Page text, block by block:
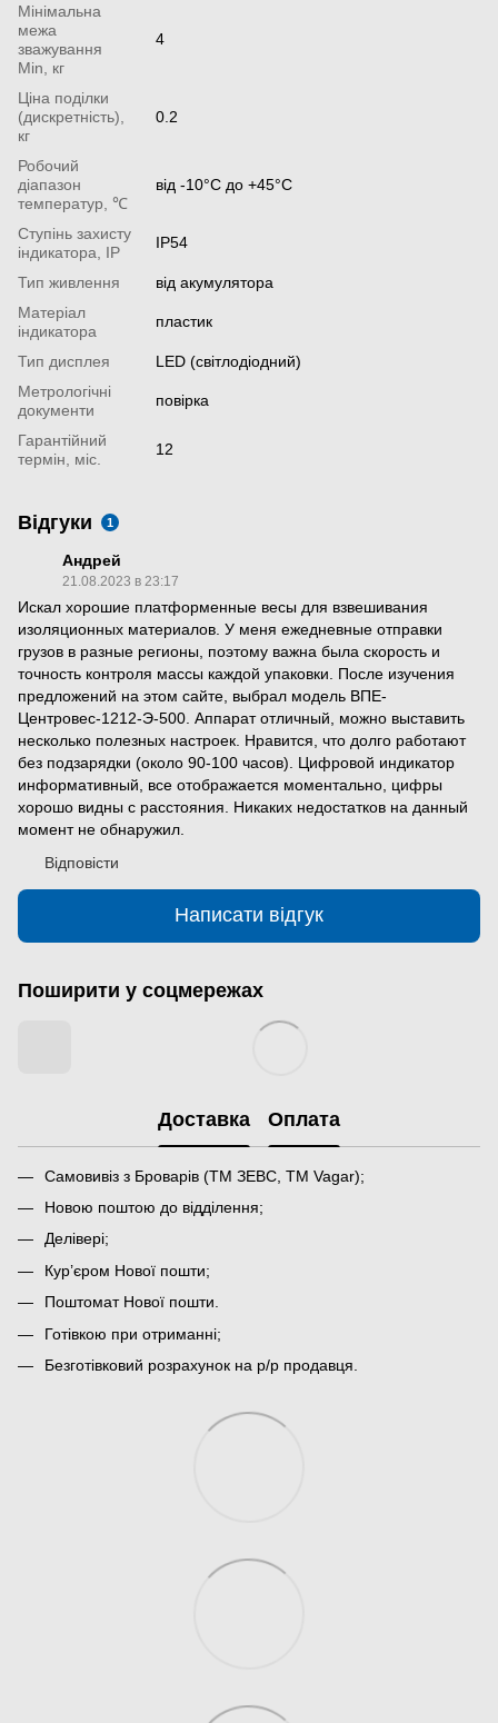
Мінімальна
межа
зважування
Min, кг
4
Ціна поділки
(дискретність),
кг
0.2
Робочий
діапазон
температур, ℃
від -10°С до +45°С
Ступінь захисту
індикатора, IP
IP54
Тип живлення
від акумулятора
Матеріал
індикатора
пластик
Тип дисплея
LED (світлодіодний)
Метрологічні
документи
повірка
Гарантійний
термін, міс.
12
Відгуки 1
Андрей
21.08.2023 в 23:17
Искал хорошие платформенные весы для взвешивания
изоляционных материалов. У меня ежедневные отправки
грузов в разные регионы, поэтому важна была скорость и
точность контроля массы каждой упаковки. После изучения
предложений на этом сайте, выбрал модель ВПЕ-
Центровес-1212-Э-500. Аппарат отличный, можно выставить
несколько полезных настроек. Нравится, что долго работают
без подзарядки (около 90-100 часов). Цифровой индикатор
информативный, все отображается моментально, цифры
хорошо видны с расстояния. Никаких недостатков на данный
момент не обнаружил.
Відповісти
Написати відгук
Поширити у соцмережах
Доставка Оплата
Самовивіз з Броварів (ТМ ЗЕВС, ТМ Vagar);
Новою поштою до відділення;
Делівері;
Кур’єром Нової пошти;
Поштомат Нової пошти.
Готівкою при отриманні;
Безготівковий розрахунок на р/р продавця.